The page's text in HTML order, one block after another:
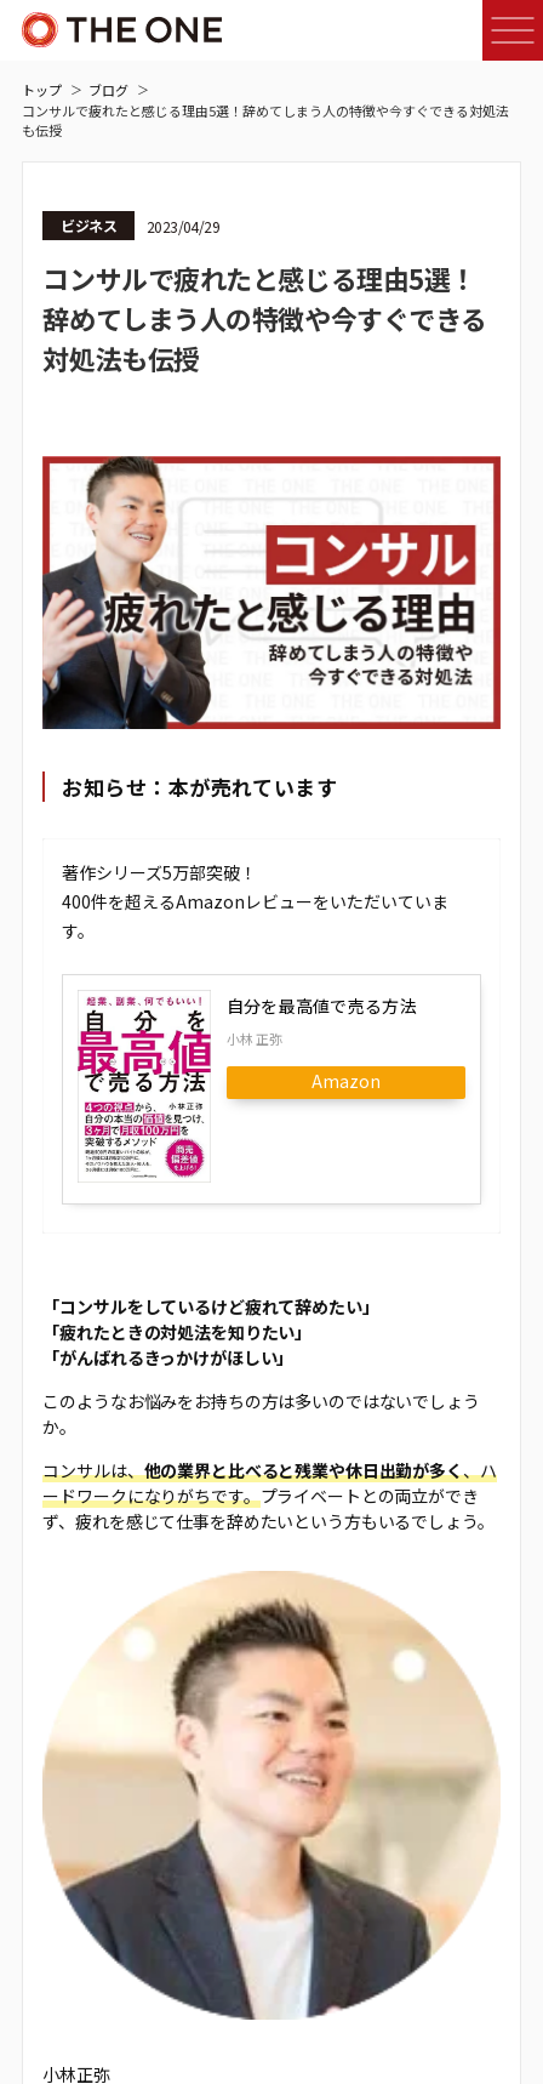
トップ
ブログ
コンサルで疲れたと感じる理由5選！辞めてしまう人の特徴や今すぐできる対処法
も伝授
ビジネス 2023/04/29
コンサルで疲れたと感じる理由5選！
辞めてしまう人の特徴や今すぐできる
対処法も伝授
お知らせ：本が売れています
著作シリーズ5万部突破！
400件を超えるAmazonレビューをいただいていま
す。
自分を最高値で売る方法
小林 正弥
Amazon
「コンサルをしているけど疲れて辞めたい」
「疲れたときの対処法を知りたい」
「がんばれるきっかけがほしい」
このようなお悩みをお持ちの方は多いのではないでしょう
か。
コンサルは、他の業界と比べると残業や休日出勤が多く、ハ
ードワークになりがちです。プライベートとの両立ができ
ず、疲れを感じて仕事を辞めたいという方もいるでしょう。
小林正弥